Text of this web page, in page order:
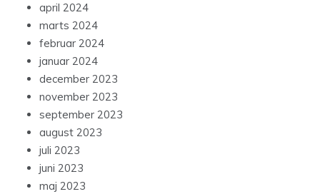
april 2024
marts 2024
februar 2024
januar 2024
december 2023
november 2023
september 2023
august 2023
juli 2023
juni 2023
maj 2023